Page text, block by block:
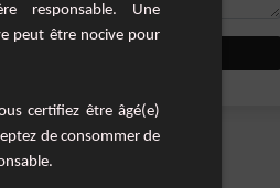
responsable. Une
peut être nocive pour
certifiez être âgé(e)
de consommer de